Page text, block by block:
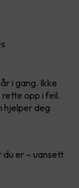
i gang. Ikke
opp i feil.
hjelper deg
er – uansett